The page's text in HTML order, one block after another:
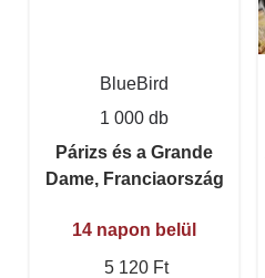
BlueBird
1 000 db
Párizs és a Grande
Dame, Franciaország
14 napon belül
5 120 Ft